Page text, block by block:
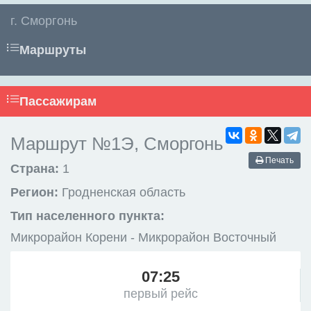
г. Сморгонь
Маршруты
Пассажирам
Печать
Маршрут №1Э, Сморгонь
Страна: 1
Регион: Гродненская область
Тип населенного пункта:
Микрорайон Корени - Микрорайон Восточный
07:25
первый рейс